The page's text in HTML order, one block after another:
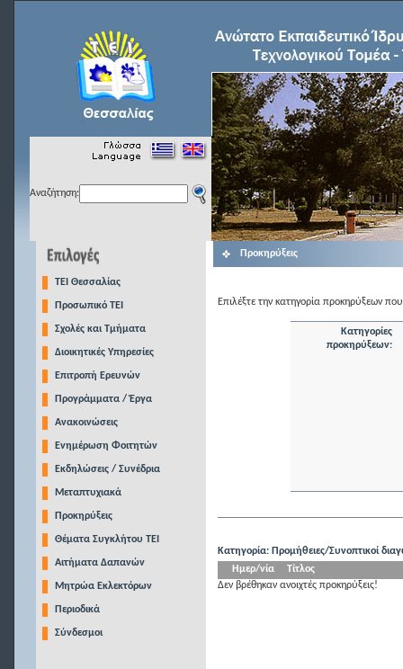
Αναζήτηση:
TEI Θεσσαλίας
Προσωπικό ΤΕΙ
Σχολές και Τμήματα
Διοικητικές Υπηρεσίες
Επιτροπή Ερευνών
Προγράμματα / Έργα
Ανακοινώσεις
Ενημέρωση Φοιτητών
Εκδηλώσεις / Συνέδρια
Μεταπτυχιακά
Προκηρύξεις
Θέματα Συγκλήτου ΤΕΙ
Αιτήματα Δαπανών
Μητρώα Εκλεκτόρων
Περιοδικά
Σύνδεσμοι
Προκηρύξεις
Επιλέξτε την κατηγορία προκηρύξεων που
Κατηγορίες
προκηρύξεων:
Κατηγορία: Προμήθειες/Συνοπτικοί
Ημερ/νία
Τίτλος
Δεν βρέθηκαν ανοιχτές προκηρύξεις!